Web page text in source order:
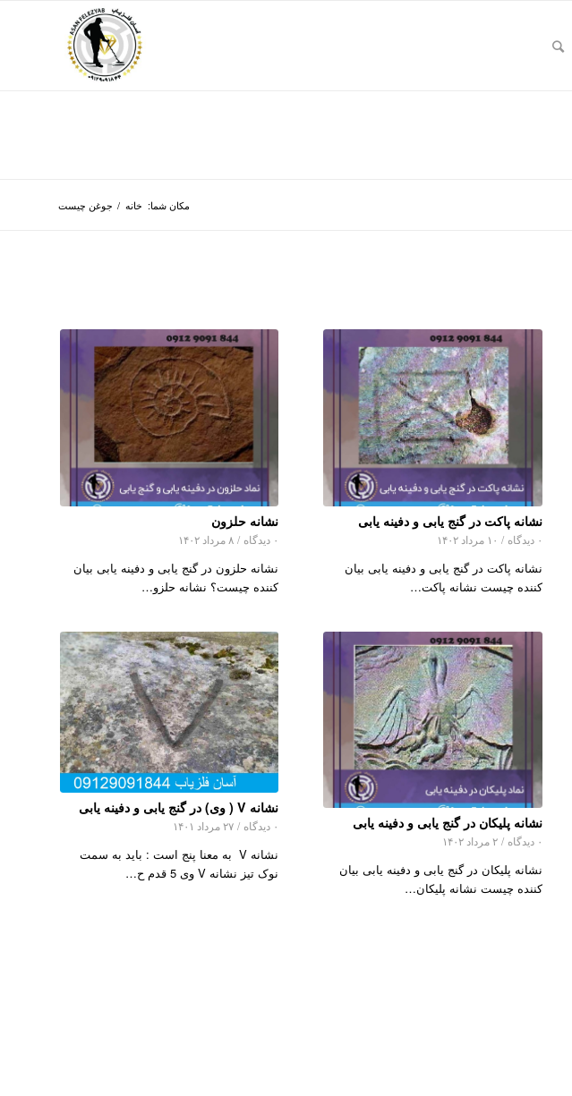
مکان شما: خانه / جوغن چیست
نشانه پاکت در گنج یابی و دفینه یابی
۰ دیدگاه / ۱۰ مرداد ۱۴۰۲
نشانه پاکت در گنج یابی و دفینه یابی بیان
کننده چیست نشانه پاکت…
نشانه حلزون
۰ دیدگاه / ۸ مرداد ۱۴۰۲
نشانه حلزون در گنج یابی و دفینه یابی بیان
کننده چیست؟ نشانه حلزو…
نشانه پلیکان در گنج یابی و دفینه یابی
۰ دیدگاه / ۲ مرداد ۱۴۰۲
نشانه پلیکان در گنج یابی و دفینه یابی بیان
کننده چیست نشانه پلیکان…
نشانه V ( وی) در گنج یابی و دفینه یابی
۰ دیدگاه / ۲۷ مرداد ۱۴۰۱
نشانه V به معنا پنج است : باید به سمت
نوک تیز نشانه V وی 5 قدم ح…